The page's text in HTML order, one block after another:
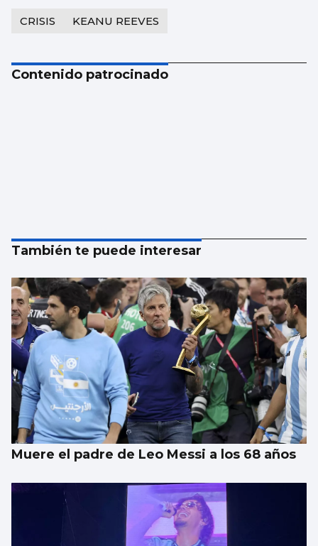
CRISIS KEANU REEVES
Contenido patrocinado
También te puede interesar
Muere el padre de Leo Messi a los 68 años